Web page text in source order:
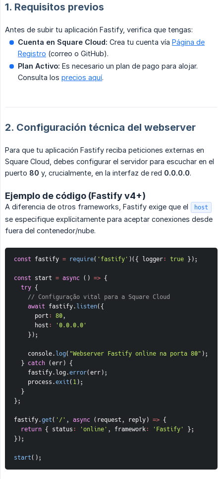
1. Requisitos previos
Antes de subir tu aplicación Fastify, verifica que tengas:
Cuenta en Square Cloud: Crea tu cuenta vía Página de
Registro (correo o GitHub).
Plan Activo: Es necesario un plan de pago para alojar.
Consulta los precios aquí.
2. Configuración técnica del webserver
Para que tu aplicación Fastify reciba peticiones externas en
Square Cloud, debes configurar el servidor para escuchar en el
puerto 80 y, crucialmente, en la interfaz de red 0.0.0.0.
Ejemplo de código (Fastify v4+)
A diferencia de otros frameworks, Fastify exige que el host
se especifique explícitamente para aceptar conexiones desde
fuera del contenedor/nube.
const fastify = require( 'fastify' )({ logger: true });
const start = async ( ) => {
try {
// Configuração vital para a Square Cloud
await fastify.listen({
port: 80,
host:
'0.0.0.0'
});
    console
.log( "Webserver Fastify online na porta 80" );
} catch (err) {
    fastify
.log.error(err);
    process
.exit(1);
}
};
fastify.get( '/' , async (request, reply) => {
return { status: 'online' , framework: 'Fastify' };
});
start( );